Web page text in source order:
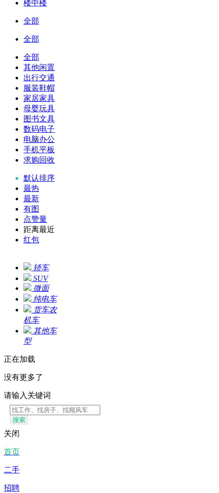
楼中楼
全部
全部
全部
其他闲置
出行交通
服装鞋帽
家居家具
母婴玩具
图书文具
数码电子
电脑办公
手机平板
求购回收
默认排序
最热
最新
有图
点赞量
距离最近
红包
轿车
SUV
微面
纯电车
货车农
机车
其他车
型
正在加载
没有更多了
请输入关键词
搜索
关闭
首页
二手
招聘